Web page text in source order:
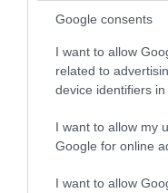
Google consents
I want to allow
related to
device identifiers in
I want to allow my
Google for online
I want to allow